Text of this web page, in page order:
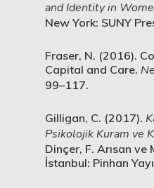
and Identity in
New York: SUNY
Fraser, N. (2016).
Capital and Care.
99–117.
Gilligan, C. (2017).
Psikolojik Kuram ve
Dinçer, F. Arısan ve
İstanbul: Pinhan